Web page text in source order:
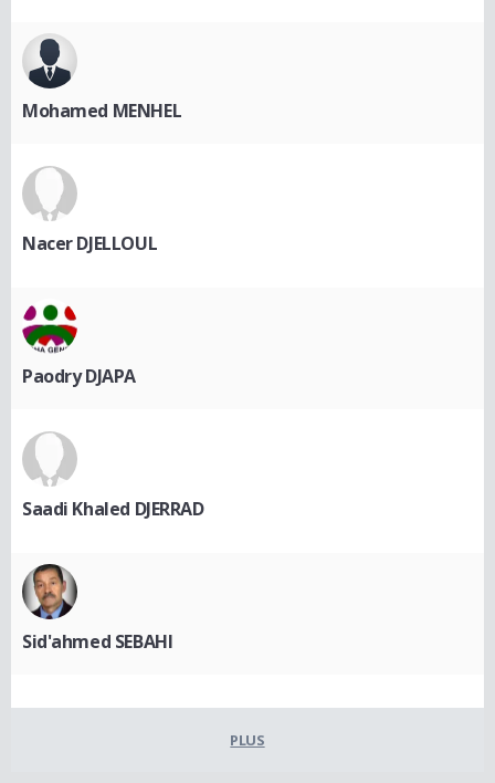
Mohamed MENHEL
Nacer DJELLOUL
Paodry DJAPA
Saadi Khaled DJERRAD
Sid'ahmed SEBAHI
PLUS